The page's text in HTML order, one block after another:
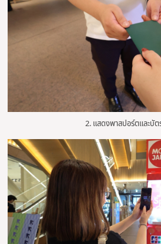
2. แสดงพาสปอร์ตและบัต